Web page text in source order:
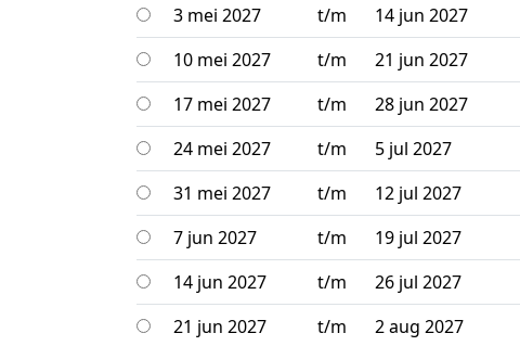
3 mei 2027
t/m 14 jun 2027
10 mei 2027
t/m 21 jun 2027
17 mei 2027
t/m 28 jun 2027
24 mei 2027
t/m 5 jul 2027
31 mei 2027
t/m 12 jul 2027
7 jun 2027
t/m 19 jul 2027
14 jun 2027
t/m 26 jul 2027
21 jun 2027
t/m 2 aug 2027